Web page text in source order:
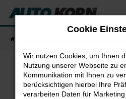
Zum
Hauptinhalt
Fehler: Network
Cookie
Wir nutzen Cookies, um Ihnen
Nutzung unserer Webseite zu
Kommunikation mit Ihnen zu
berücksichtigen hierbei Ihre
verarbeiten Daten für